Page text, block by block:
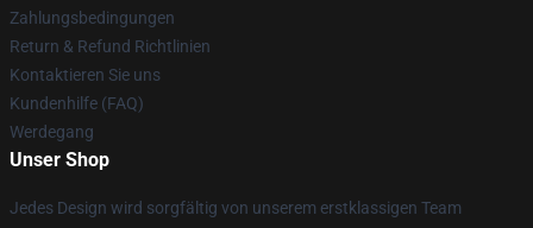
Zahlungsbedingungen
Return & Refund Richtlinien
Kontaktieren Sie uns
Kundenhilfe (FAQ)
Werdegang
Unser Shop
Jedes Design wird sorgfältig von unserem erstklassigen Team